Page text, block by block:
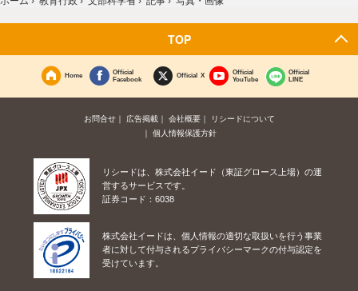
TOP
Home
Official
Facebook
Official X
Official
YouTube
Official
LINE
お問合せ 広告掲載 会社概要
リシードについて
個人情報保護方針
リシードは、株式会社イード（東証グロース上場）の運
営するサービスです。
証券コード：6038
株式会社イードは、個人情報の適切な取扱いを行う事業
者に対して付与されるプライバシーマークの付与認定を
受けています。